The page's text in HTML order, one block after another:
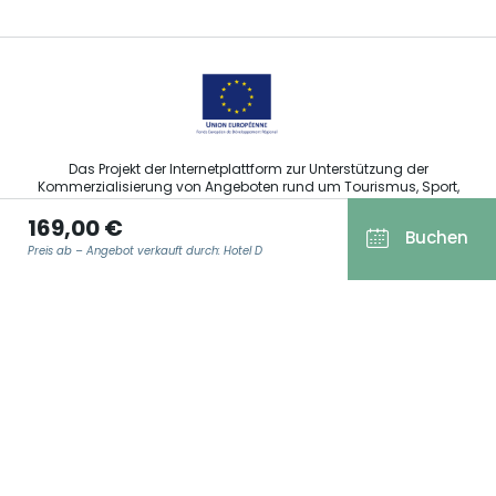
169,00 €
Preis ab – Angebot verkauft durch: Hotel D Buchen
Das Projekt der Internetplattform zur Unterstützung der
Kommerzialisierung von Angeboten rund um Tourismus, Sport,
Kultur und Weintourismus in der Region Grand Est wurde im
Rahmen der Maßnahmen der Europäischen Union zur
Abfederung der COVID-19-Pandemie vom Europäischen Fonds
für regionale Entwicklung (EFRE) finanziert.